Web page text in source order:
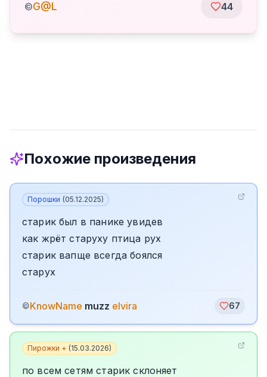
©G@L 44
Похожие произведения
Порошки (05.12.2025)
старик был в панике увидев
как жрёт старуху птица рух
старик вапще всегда боялся
старух
©KnowName muzz elvira 67
Пирожки + (15.03.2026)
по всем сетям старик склоняет